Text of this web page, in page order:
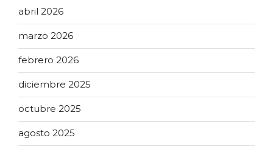
abril 2026
marzo 2026
febrero 2026
diciembre 2025
octubre 2025
agosto 2025